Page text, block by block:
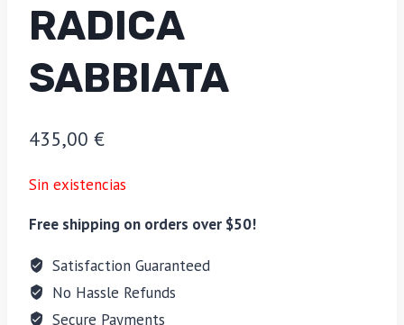
RADICA
SABBIATA
435,00 €
Sin existencias
Free shipping on orders over $50!
Satisfaction Guaranteed
No Hassle Refunds
Secure Payments